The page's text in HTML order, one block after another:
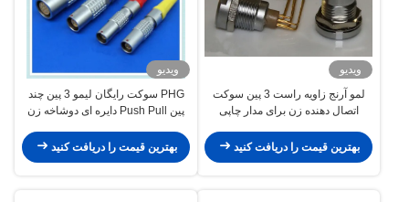
ویدیو
لمو آرنج زاویه راست 3 پین سوکت
اتصال دهنده زن برای مدار چاپی
بهترین قیمت را دریافت کنید
ویدیو
PHG سوکت رایگان لیمو 3 پین چند
پین Push Pull دایره ای دوشاخه زن
بهترین قیمت را دریافت کنید